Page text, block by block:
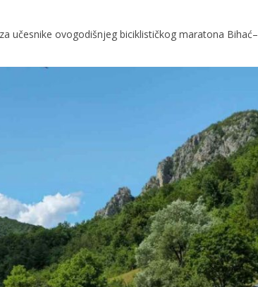
učesnike ovogodišnjeg biciklističkog maratona Bihać–